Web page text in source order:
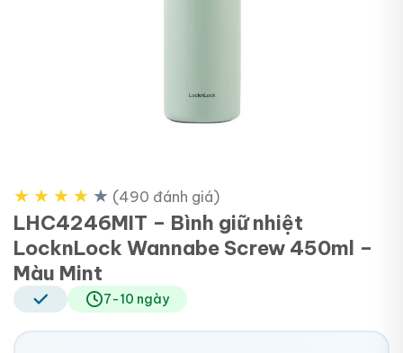
★ ★ ★ ★ ★ (490 đánh giá)
LHC4246MIT – Bình giữ nhiệt
LocknLock Wannabe Screw 450ml –
Màu Mint
7-10 ngày